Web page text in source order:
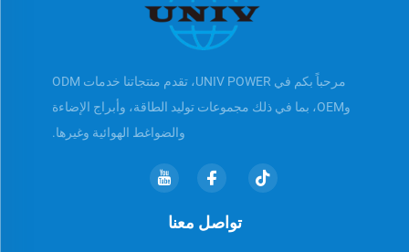
مرحباً بكم في UNIV POWER، تقدم منتجاتنا خدمات ODM
وOEM، بما في ذلك مجموعات توليد الطاقة، وأبراج الإضاءة
والضواغط الهوائية وغيرها.
تواصل معنا